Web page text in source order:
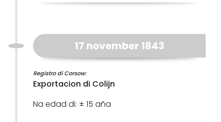
17 november 1843
Registro di Corsow:
Exportacion di Colijn
Na edad di: ± 15 aña